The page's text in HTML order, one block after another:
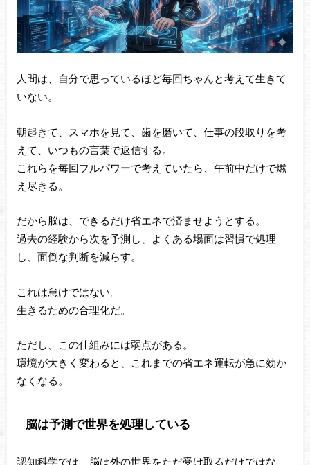
人間は、自分で思っているほど毎回ちゃんと考えて生きて
いない。
朝起きて、スマホを見て、歯を磨いて、仕事の段取りを考
えて、いつもの言葉で返信する。
これらを毎回フルパワーで考えていたら、午前中だけで燃
え尽きる。
だから脳は、できるだけ省エネで済ませようとする。
過去の経験から次を予測し、よくある場面は習慣で処理
し、面倒な判断を減らす。
これは怠けではない。
生きるための合理化だ。
ただし、この仕組みには弱点がある。
環境が大きく変わると、これまでの省エネ運転が急に効か
なくなる。
脳は予測で世界を処理している
認知科学では、脳は外の世界をただ受け取るだけではな